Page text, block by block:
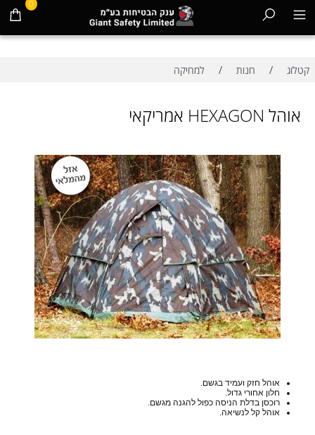
0
קטלוג / חנות / למחיקה
אוהל HEXAGON אמריקאי
אוהל חזק ועמיד בגשם.
חלון אחורי גדול.
רוכסן בדלת הניסה כפול להגנה מגשם.
אוהל קל לנשיאה.